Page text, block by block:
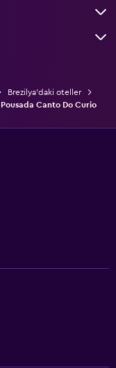
Brezilya'daki oteller
Pousada Canto Do Curio